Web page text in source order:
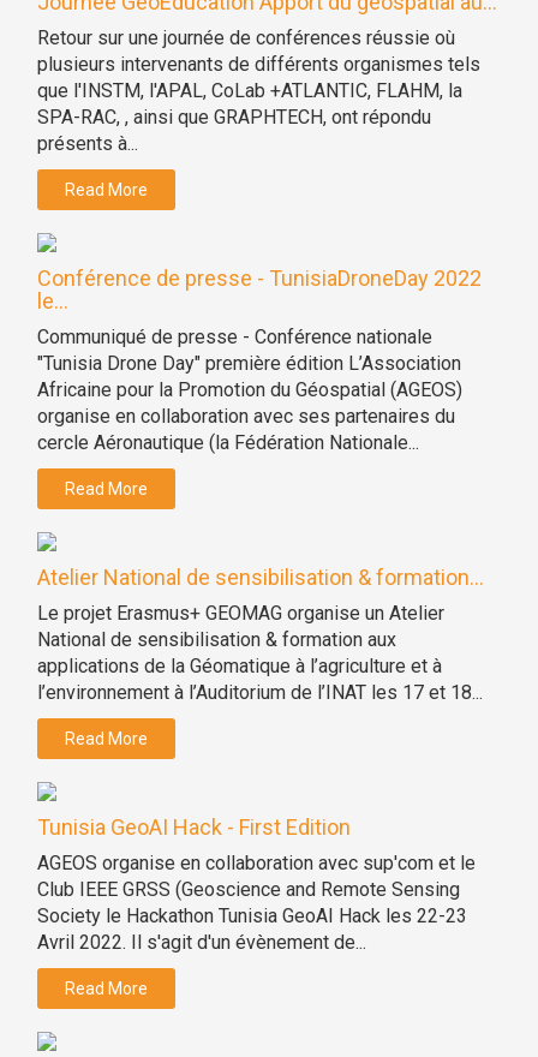
Retour sur une journée de conférences réussie où
plusieurs intervenants de différents organismes tels
que l'INSTM, l'APAL, CoLab +ATLANTIC, FLAHM, la
SPA-RAC, , ainsi que GRAPHTECH, ont répondu
présents à...
Read More
Conférence de presse - TunisiaDroneDay 2022
le...
Communiqué de presse - Conférence nationale
"Tunisia Drone Day" première édition L’Association
Africaine pour la Promotion du Géospatial (AGEOS)
organise en collaboration avec ses partenaires du
cercle Aéronautique (la Fédération Nationale...
Read More
Atelier National de sensibilisation & formation...
Le projet Erasmus+ GEOMAG organise un Atelier
National de sensibilisation & formation aux
applications de la Géomatique à l’agriculture et à
l’environnement à l’Auditorium de l’INAT les 17 et 18...
Read More
Tunisia GeoAI Hack - First Edition
AGEOS organise en collaboration avec sup'com et le
Club IEEE GRSS (Geoscience and Remote Sensing
Society le Hackathon Tunisia GeoAI Hack les 22-23
Avril 2022. Il s'agit d'un évènement de...
Read More